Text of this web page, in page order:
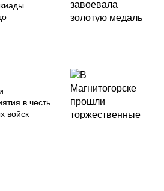
в честь
войск